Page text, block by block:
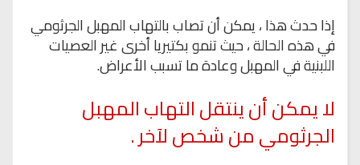
إذا حدث هذا ، يمكن أن تصاب بالتهاب المهبل الجرثومي
في هذه الحالة ، حيث تنمو بكتيريا أخرى غير العصيات
اللبنية في المهبل وعادة ما تسبب الأعراض.
لا يمكن أن ينتقل التهاب المهبل
الجرثومي من شخص لآخر .